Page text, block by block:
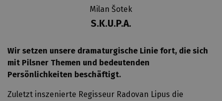
Milan Šotek
S.K.U.P.A.
Wir setzen unsere dramaturgische Linie fort, die sich
mit Pilsner Themen und bedeutenden
Persönlichkeiten beschäftigt.
Zuletzt inszenierte Regisseur Radovan Lipus die